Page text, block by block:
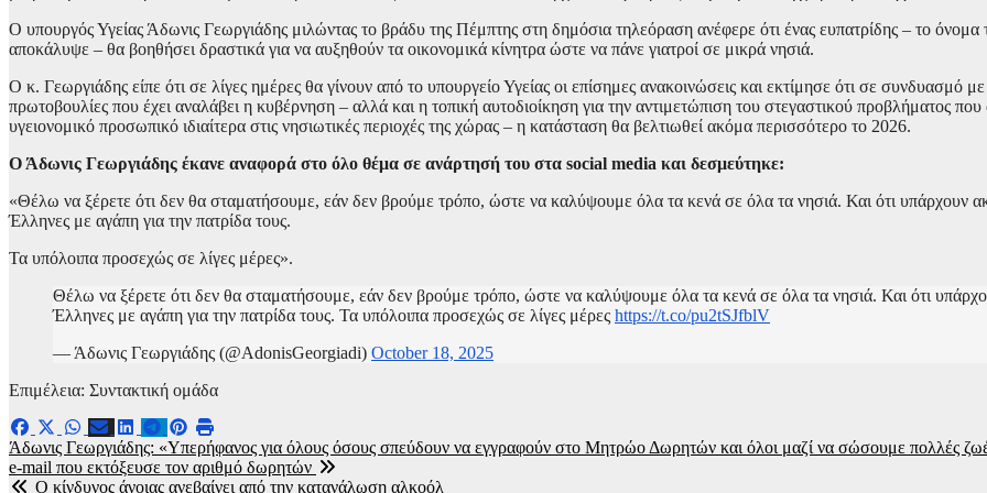
Ο υπουργός Υγείας Άδωνις Γεωργιάδης μιλώντας το βράδυ της Πέμπτης στη δημόσια τηλεόραση ανέφερε ότι ένας ευπατρίδης – το όνομα
αποκάλυψε – θα βοηθήσει δραστικά για να αυξηθούν τα οικονομικά κίνητρα ώστε να πάνε γιατροί σε μικρά νησιά.
Ο κ. Γεωργιάδης είπε ότι σε λίγες ημέρες θα γίνουν από το υπουργείο Υγείας οι επίσημες ανακοινώσεις και εκτίμησε ότι σε συνδυασμό με
πρωτοβουλίες που έχει αναλάβει η κυβέρνηση – αλλά και η τοπική αυτοδιοίκηση για την αντιμετώπιση του στεγαστικού προβλήματος που
υγειονομικό προσωπικό ιδιαίτερα στις νησιωτικές περιοχές της χώρας – η κατάσταση θα βελτιωθεί ακόμα περισσότερο το 2026.
Ο Άδωνις Γεωργιάδης έκανε αναφορά στο όλο θέμα σε ανάρτησή του στα social media και δεσμεύτηκε:
«Θέλω να ξέρετε ότι δεν θα σταματήσουμε, εάν δεν βρούμε τρόπο, ώστε να καλύψουμε όλα τα κενά σε όλα τα νησιά. Και ότι υπάρχουν
Έλληνες με αγάπη για την πατρίδα τους.
Τα υπόλοιπα προσεχώς σε λίγες μέρες».
Θέλω να ξέρετε ότι δεν θα σταματήσουμε, εάν δεν βρούμε τρόπο, ώστε να καλύψουμε όλα τα κενά σε όλα τα νησιά. Και ότι
Έλληνες με αγάπη για την πατρίδα τους. Τα υπόλοιπα προσεχώς σε λίγες μέρες https://t.co/pu2tSJfblV
— Άδωνις Γεωργιάδης (@AdonisGeorgiadi) October 18, 2025
Επιμέλεια: Συντακτική ομάδα
Πλοήγηση
άρθρων
Άδωνις Γεωργιάδης: «Υπερήφανος για όλους όσους σπεύδουν να εγγραφούν στο Μητρώο Δωρητών και όλοι μαζί να σώσουμε πολλές
e-mail που εκτόξευσε τον αριθμό δωρητών
Ο κίνδυνος άνοιας ανεβαίνει από την κατανάλωση αλκοόλ